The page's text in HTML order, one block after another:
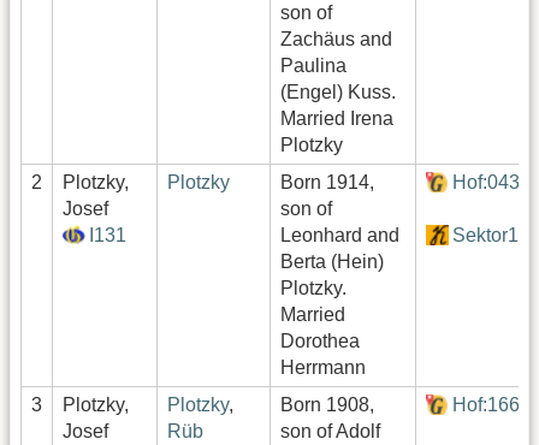
son of
Zachäus and
Paulina
(Engel) Kuss.
Married Irena
Plotzky
2
Plotzky,
Josef
I131
Plotzky
Born 1914,
son of
Leonhard and
Berta (Hein)
Plotzky.
Married
Dorothea
Herrmann
Hof:043
Sektor1
3
Plotzky,
Josef
Plotzky,
Rüb
Born 1908,
son of Adolf
Hof:166